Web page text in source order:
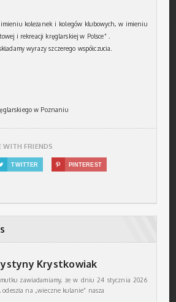
koleżanek i kolegów klubowych, w imieniu
i rekreacji kręglarskiej w Polsce” .
wyrazy szczerego współczucia.
w Poznaniu
WITH FRIENDS
TWITTER  PINTEREST
Krystkowiak
zawiadamiamy, że w dniu 24 stycznia 2026
na „wieczne kulanie” nasza